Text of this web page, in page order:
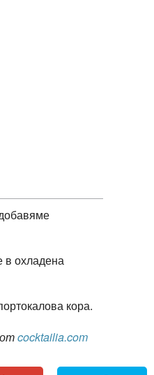
охладена
кора.
cocktailia.com